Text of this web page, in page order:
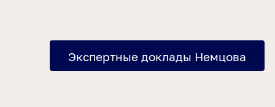
Экспертные доклады Немцова